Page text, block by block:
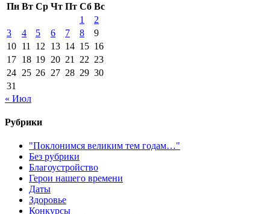
Пн Вт Ср Чт Пт Сб Вс
1
2
3
4 5 6 7 8
9
10 11 12 13 14 15 16
17 18 19 20 21 22 23
24 25 26 27 28 29 30
31
« Июл
Рубрики
"Поклонимся великим тем годам…"
Без рубрики
Благоустройство
Герои нашего времени
Даты
Здоровье
Конкурсы